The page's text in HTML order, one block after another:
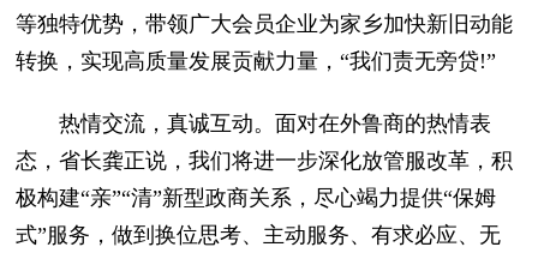
等独特优势，带领广大会员企业为家乡加快新旧动能
转换，实现高质量发展贡献力量，“我们责无旁贷!”
热情交流，真诚互动。面对在外鲁商的热情表
态，省长龚正说，我们将进一步深化放管服改革，积
极构建“亲”“清”新型政商关系，尽心竭力提供“保姆
式”服务，做到换位思考、主动服务、有求必应、无